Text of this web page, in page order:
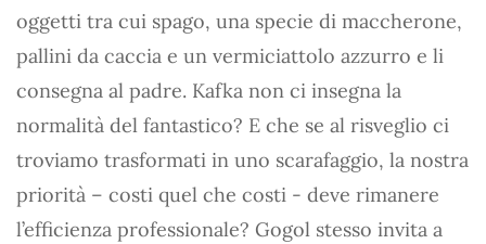
oggetti tra cui spago, una specie di maccherone,
pallini da caccia e un vermiciattolo azzurro e li
consegna al padre. Kafka non ci insegna la
normalità del fantastico? E che se al risveglio ci
troviamo trasformati in uno scarafaggio, la nostra
priorità – costi quel che costi - deve rimanere
l’efficienza professionale? Gogol stesso invita a